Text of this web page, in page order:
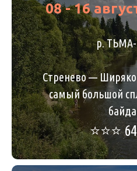
08 - 16
р.
Стренево —
самый большой
⭐️⭐️⭐️